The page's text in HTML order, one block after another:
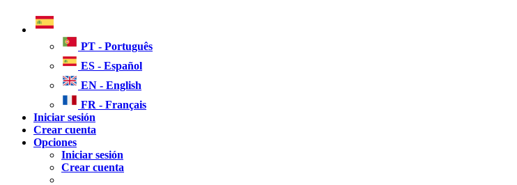
PT - Português
ES - Español
EN - English
FR - Français
Iniciar sesión
Crear cuenta
Opciones
Iniciar sesión
Crear cuenta